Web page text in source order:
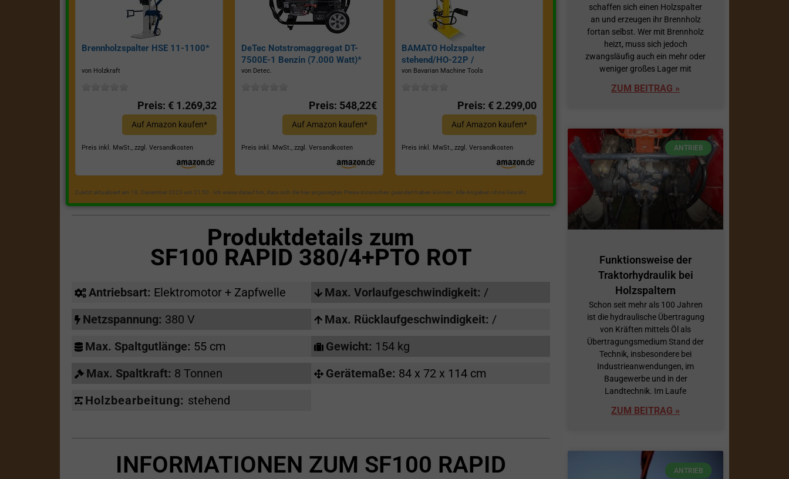
Brennholzspalter HSE 11-1100*
von Holzkraft
Preis: € 1.269,32
Auf Amazon kaufen*
Preis inkl. MwSt., zzgl. Versandkosten
DeTec Notstromaggregat DT-
7500E-1 Benzin (7.000 Watt)*
von Detec.
Preis: 548,22€
Auf Amazon kaufen*
Preis inkl. MwSt., zzgl. Versandkosten
BAMATO Holzspalter
stehend/HO-22P /
Zapfwellenantrieb, Inkl.
von Bavarian Machine Tools
Preis: € 2.299,00
Auf Amazon kaufen*
Preis inkl. MwSt., zzgl. Versandkosten
Zuletzt aktualisiert am 18. Dezember 2023 um 21:50 . Ich weise darauf hin, dass sich die hier angezeigten Preise inzwischen geändert haben können. Alle Angaben ohne Gewähr.
Produktdetails zum
SF100 RAPID 380/4+PTO ROT
Antriebsart: Elektromotor + Zapfwelle
Netzspannung: 380 V
Max. Spaltgutlänge: 55 cm
Max. Spaltkraft: 8 Tonnen
Holzbearbeitung: stehend
Max. Vorlaufgeschwindigkeit: /
Max. Rücklaufgeschwindigkeit: /
Gewicht: 154 kg
Gerätemaße: 84 x 72 x 114 cm
INFORMATIONEN ZUM SF100 RAPID
schaffen sich einen Holzspalter
an und erzeugen ihr Brennholz
fortan selbst. Wer mit Brennholz
heizt, muss sich jedoch
zwangsläufig auch ein mehr oder
weniger großes Lager mit
ZUM BEITRAG »
ANTRIEB
Funktionsweise der
Traktorhydraulik bei
Holzspaltern
Schon seit mehr als 100 Jahren
ist die hydraulische Übertragung
von Kräften mittels Öl als
Übertragungsmedium Stand der
Technik, insbesondere bei
Industrieanwendungen, im
Baugewerbe und in der
Landtechnik. Im Laufe
ZUM BEITRAG »
ANTRIEB